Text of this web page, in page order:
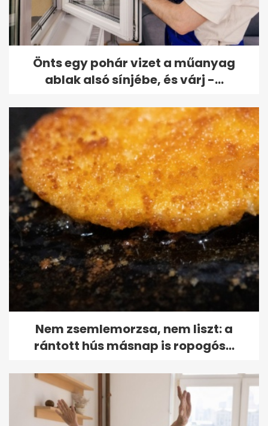
Önts egy pohár vizet a műanyag
ablak alsó sínjébe, és várj -...
Nem zsemlemorzsa, nem liszt: a
rántott hús másnap is ropogós...